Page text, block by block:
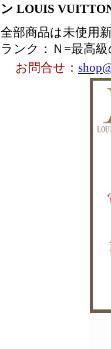
ン LOUIS
全部商品は未使用
ランク：Ｎ=最高
お問合せ：